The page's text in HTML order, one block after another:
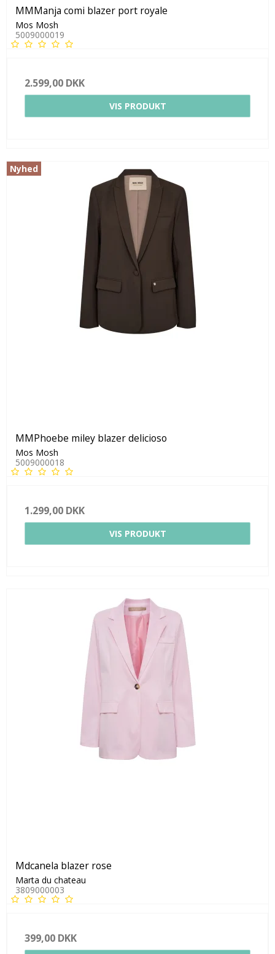
MMManja comi blazer port royale
Mos Mosh
5009000019
2.599,00 DKK
VIS PRODUKT
Nyhed
MMPhoebe miley blazer delicioso
Mos Mosh
5009000018
1.299,00 DKK
VIS PRODUKT
Mdcanela blazer rose
Marta du chateau
3809000003
399,00 DKK